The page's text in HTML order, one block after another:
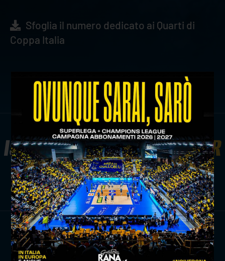
Sfoglia il numero dedicato ai Quarti di
Coppa Italia
ISCRIVITI ALLANEWSLETTER
ISCRIVITI ORA